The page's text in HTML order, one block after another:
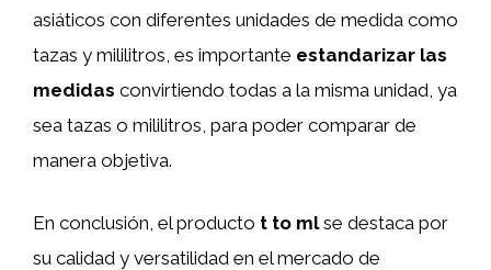
asiáticos con diferentes unidades de medida como
tazas y mililitros, es importante estandarizar las
medidas convirtiendo todas a la misma unidad, ya
sea tazas o mililitros, para poder comparar de
manera objetiva.
En conclusión, el producto t to mlse destaca por
su calidad y versatilidad en el mercado de